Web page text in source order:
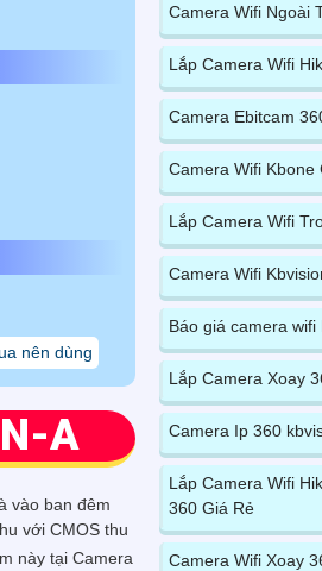
nên dùng
A
vào ban đêm
với CMOS thu
này tại Camera
Camera Wifi Ngoài
Lắp Camera Wifi
Camera Ebitcam
Camera Wifi Kbone
Lắp Camera Wifi
Camera Wifi
Báo giá camera wifi
Lắp Camera Xoay
Camera Ip 360
Lắp Camera Wifi
360 Giá Rẻ
Camera Wifi Xoay